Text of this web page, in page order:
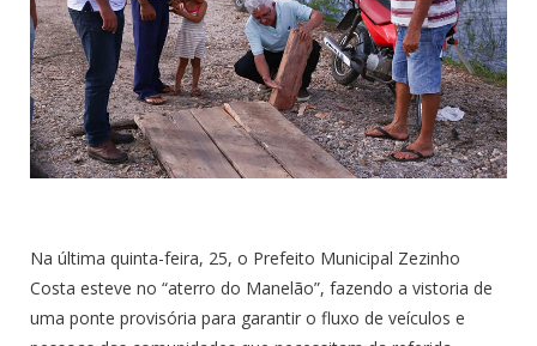
Na última quinta-feira, 25, o Prefeito Municipal Zezinho
Costa esteve no “aterro do Manelão”, fazendo a vistoria de
uma ponte provisória para garantir o fluxo de veículos e